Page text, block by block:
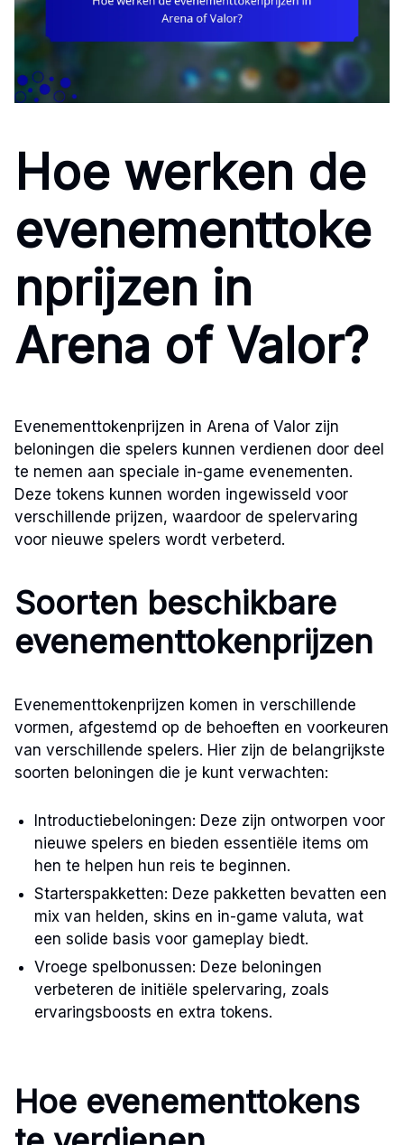
Hoe werken de
evenementtoke
nprijzen in
Arena of Valor?
Evenementtokenprijzen in Arena of Valor zijn
beloningen die spelers kunnen verdienen door deel
te nemen aan speciale in-game evenementen.
Deze tokens kunnen worden ingewisseld voor
verschillende prijzen, waardoor de spelervaring
voor nieuwe spelers wordt verbeterd.
Soorten beschikbare
evenementtokenprijzen
Evenementtokenprijzen komen in verschillende
vormen, afgestemd op de behoeften en voorkeuren
van verschillende spelers. Hier zijn de belangrijkste
soorten beloningen die je kunt verwachten:
Introductiebeloningen: Deze zijn ontworpen voor
nieuwe spelers en bieden essentiële items om
hen te helpen hun reis te beginnen.
Starterspakketten: Deze pakketten bevatten een
mix van helden, skins en in-game valuta, wat
een solide basis voor gameplay biedt.
Vroege spelbonussen: Deze beloningen
verbeteren de initiële spelervaring, zoals
ervaringsboosts en extra tokens.
Hoe evenementtokens